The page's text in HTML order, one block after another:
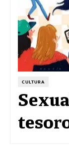
CULTURA